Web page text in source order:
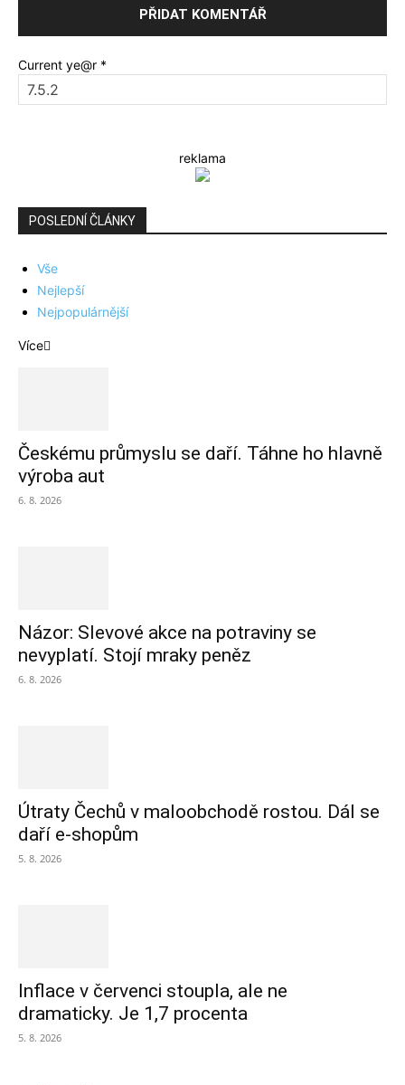
Current ye@r *
reklama
POSLEDNÍ ČLÁNKY
Vše
Nejlepší
Nejpopulárnější
Více
Českému průmyslu se daří. Táhne ho hlavně
výroba aut
6. 8. 2026
Názor: Slevové akce na potraviny se
nevyplatí. Stojí mraky peněz
6. 8. 2026
Útraty Čechů v maloobchodě rostou. Dál se
daří e-shopům
5. 8. 2026
Inflace v červenci stoupla, ale ne
dramaticky. Je 1,7 procenta
5. 8. 2026